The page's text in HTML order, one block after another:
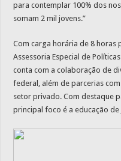
para contemplar 100% dos
somam 2 mil jovens.”
Com carga horária de 8 horas
Assessoria Especial de
conta com a colaboração de
federal, além de parcerias
setor privado. Com destaque
principal foco é a educação de